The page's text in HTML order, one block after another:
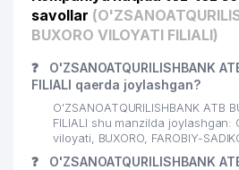
savollar
BUXORO VILOYATI FILIALI)
❓
O'ZSANOATQURILISHBANK
FILIALI qaerda joylashgan?
O'ZSANOATQURILISHBANK ATB
FILIALI shu manzilda joylashgan:
viloyati, BUXORO, FAROBIY-
❓
O'ZSANOATQURILISHBANK